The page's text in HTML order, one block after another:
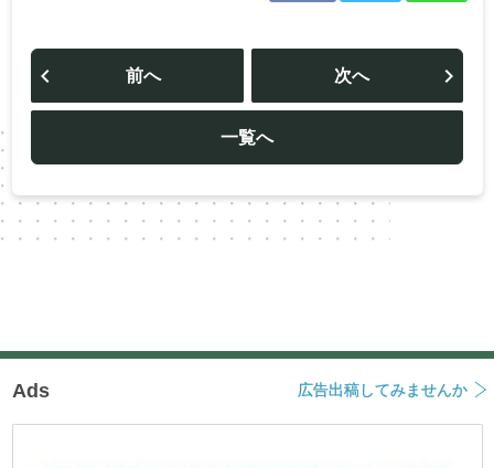
投
ビ
ー
シ
ョ
前へ
一覧へ
次へ
Ads 広告出稿してみませんか